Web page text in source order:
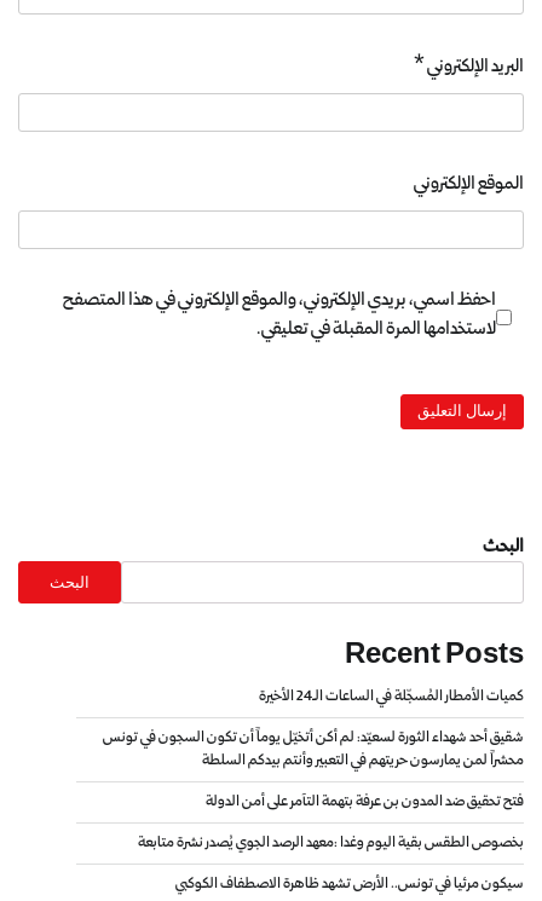
البريد الإلكتروني*
الموقع الإلكتروني
احفظ اسمي، بريدي الإلكتروني، والموقع الإلكتروني في هذا المتصفح
لاستخدامها المرة المقبلة في تعليقي.
البحث
البحث
Recent Posts
كميات الأمطار المُسجّلة في الساعات الـ24 الأخيرة
شقيق أحد شهداء الثورة لسعيّد: لم أكن أتخيّل يوماً أن تكون السجون في تونس
محشراً لمن يمارسون حريتهم في التعبير وأنتم بيدكم السلطة
فتح تحقيق ضد المدون بن عرفة بتهمة التآمر على أمن الدولة
بخصوص الطقس بقية اليوم وغدا :معهد الرصد الجوي يُصدر نشرة متابعة
سيكون مرئيا في تونس.. الأرض تشهد ظاهرة الاصطفاف الكوكبي